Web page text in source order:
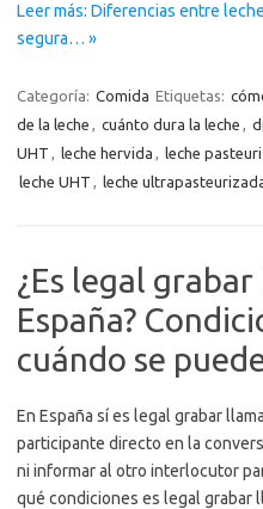
Leer más: Diferencias entre
segura… »
Categoría: Comida Etiquetas:
de la leche , cuánto dura la leche ,
UHT , leche hervida , leche
leche UHT , leche
¿Es legal
España?
cuándo se
En España sí es legal grabar
participante directo en la
ni informar al otro interlocutor
qué condiciones es legal grabar